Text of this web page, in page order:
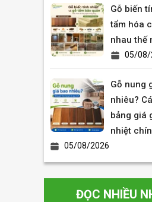
Gỗ biến
tẩm hóa
nhau thế
05/08/
Gỗ nung
nhiêu?
bảng giá
nhiệt
05/08/2026
ĐỌC NHIỀU